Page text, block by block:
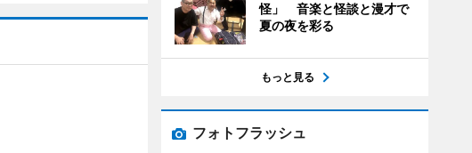
怪」 音楽と怪談と漫才で
夏の夜を彩る
もっと見る
フォトフラッシュ